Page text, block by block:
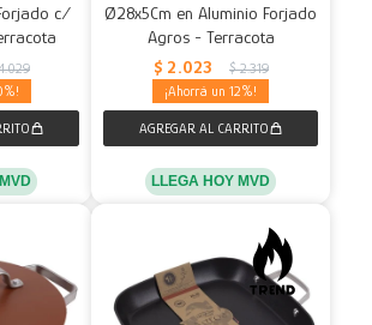
c/
Ø28x5Cm en Aluminio Forjado
Agros - Terracota
$ 2.023 $ 2.319
12
LLEGA HOY MVD